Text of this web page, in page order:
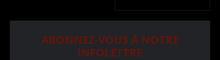
ABONNEZ-VOUS À NOTRE
INFOLETTRE